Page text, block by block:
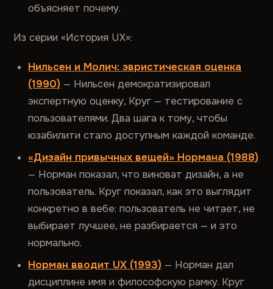
объясняет почему.
Из серии «История UX»:
Нильсен и Молич: эвристическая оценка
(1990) — Нильсен демократизировал
экспертную оценку, Круг — тестирование с
пользователями. Два шага к тому, чтобы
юзабилити стало доступным каждой команде.
«Дизайн привычных вещей» Нормана (1988)
— Норман показал, что виноват дизайн, а не
пользователь. Круг показал, как это выглядит
конкретно в вебе: пользователь не читает, не
выбирает лучшее, не разбирается — и это
нормально.
Норман вводит UX (1993) — Норман дал
дисциплине имя и философскую рамку. Круг